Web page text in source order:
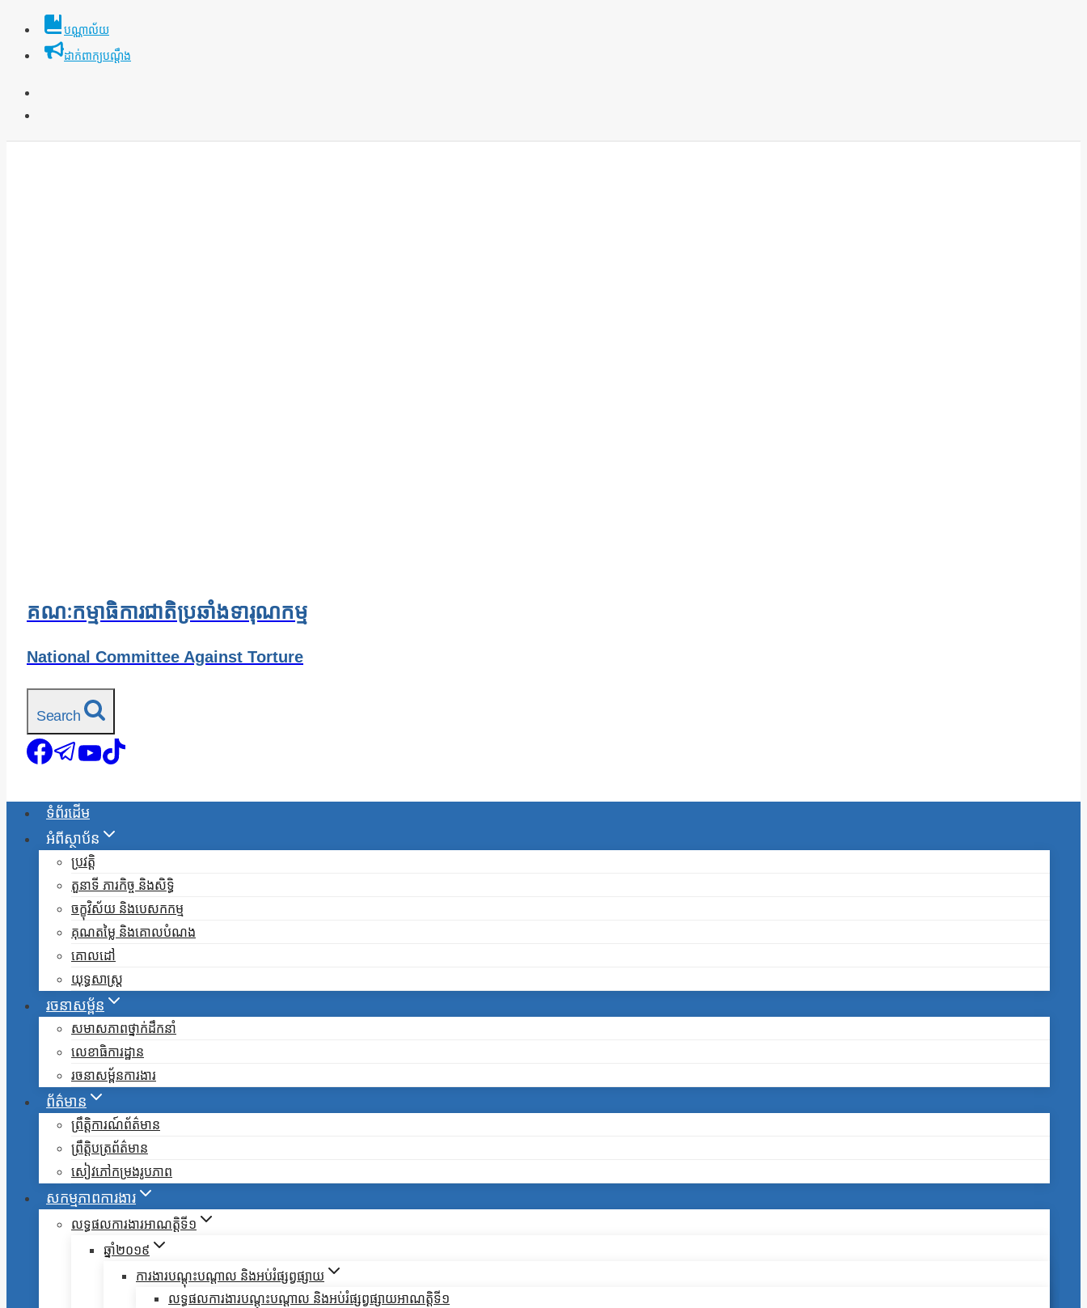
Skip
បណ្ណាល័យ
ដាក់ពាក្យបណ្ដឹង
គណៈកម្មាធិការជាតិប្រឆាំងទារុណកម្ម
National Committee Against Torture
Search
ទំព័រដើម
អំពីស្ថាប័ន
ប្រវត្តិ
តួនាទី ភារកិច្ច និងសិទ្ធិ
ចក្ខុវិស័យ និងបេសកកម្ម
គុណតម្លៃ និងគោលបំណង
គោលដៅ
យុទ្ធសាស្ត្រ
រចនាសម្ព័ន
សមាសភាពថ្នាក់ដឹកនាំ
លេខាធិការដ្ឋាន
រចនាសម្ព័នការងារ
ព័ត៌មាន
ព្រឹត្តិការណ៍ព័ត៌មាន
ព្រឹត្តិបត្រព័ត៌មាន
សៀវភៅកម្រងរូបភាព
សកម្មភាពការងារ
លទ្ធផលការងារអាណត្តិទី១
ឆ្នាំ២០១៩
ការងារបណ្តុះបណ្តាល និងអប់រំផ្សព្វផ្សាយ
លទ្ធផលការងារបណ្តុះបណ្តាល និងអប់រំផ្សព្វផ្សាយអាណត្តិទី១